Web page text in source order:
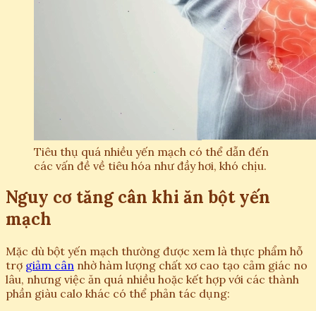
Tiêu thụ quá nhiều yến mạch có thể dẫn đến
các vấn đề về tiêu hóa như đầy hơi, khó chịu.
Nguy cơ tăng cân khi ăn bột yến
mạch
Mặc dù bột yến mạch thường được xem là thực phẩm hỗ
trợ giảm cân nhờ hàm lượng chất xơ cao tạo cảm giác no
lâu, nhưng việc ăn quá nhiều hoặc kết hợp với các thành
phần giàu calo khác có thể phản tác dụng: